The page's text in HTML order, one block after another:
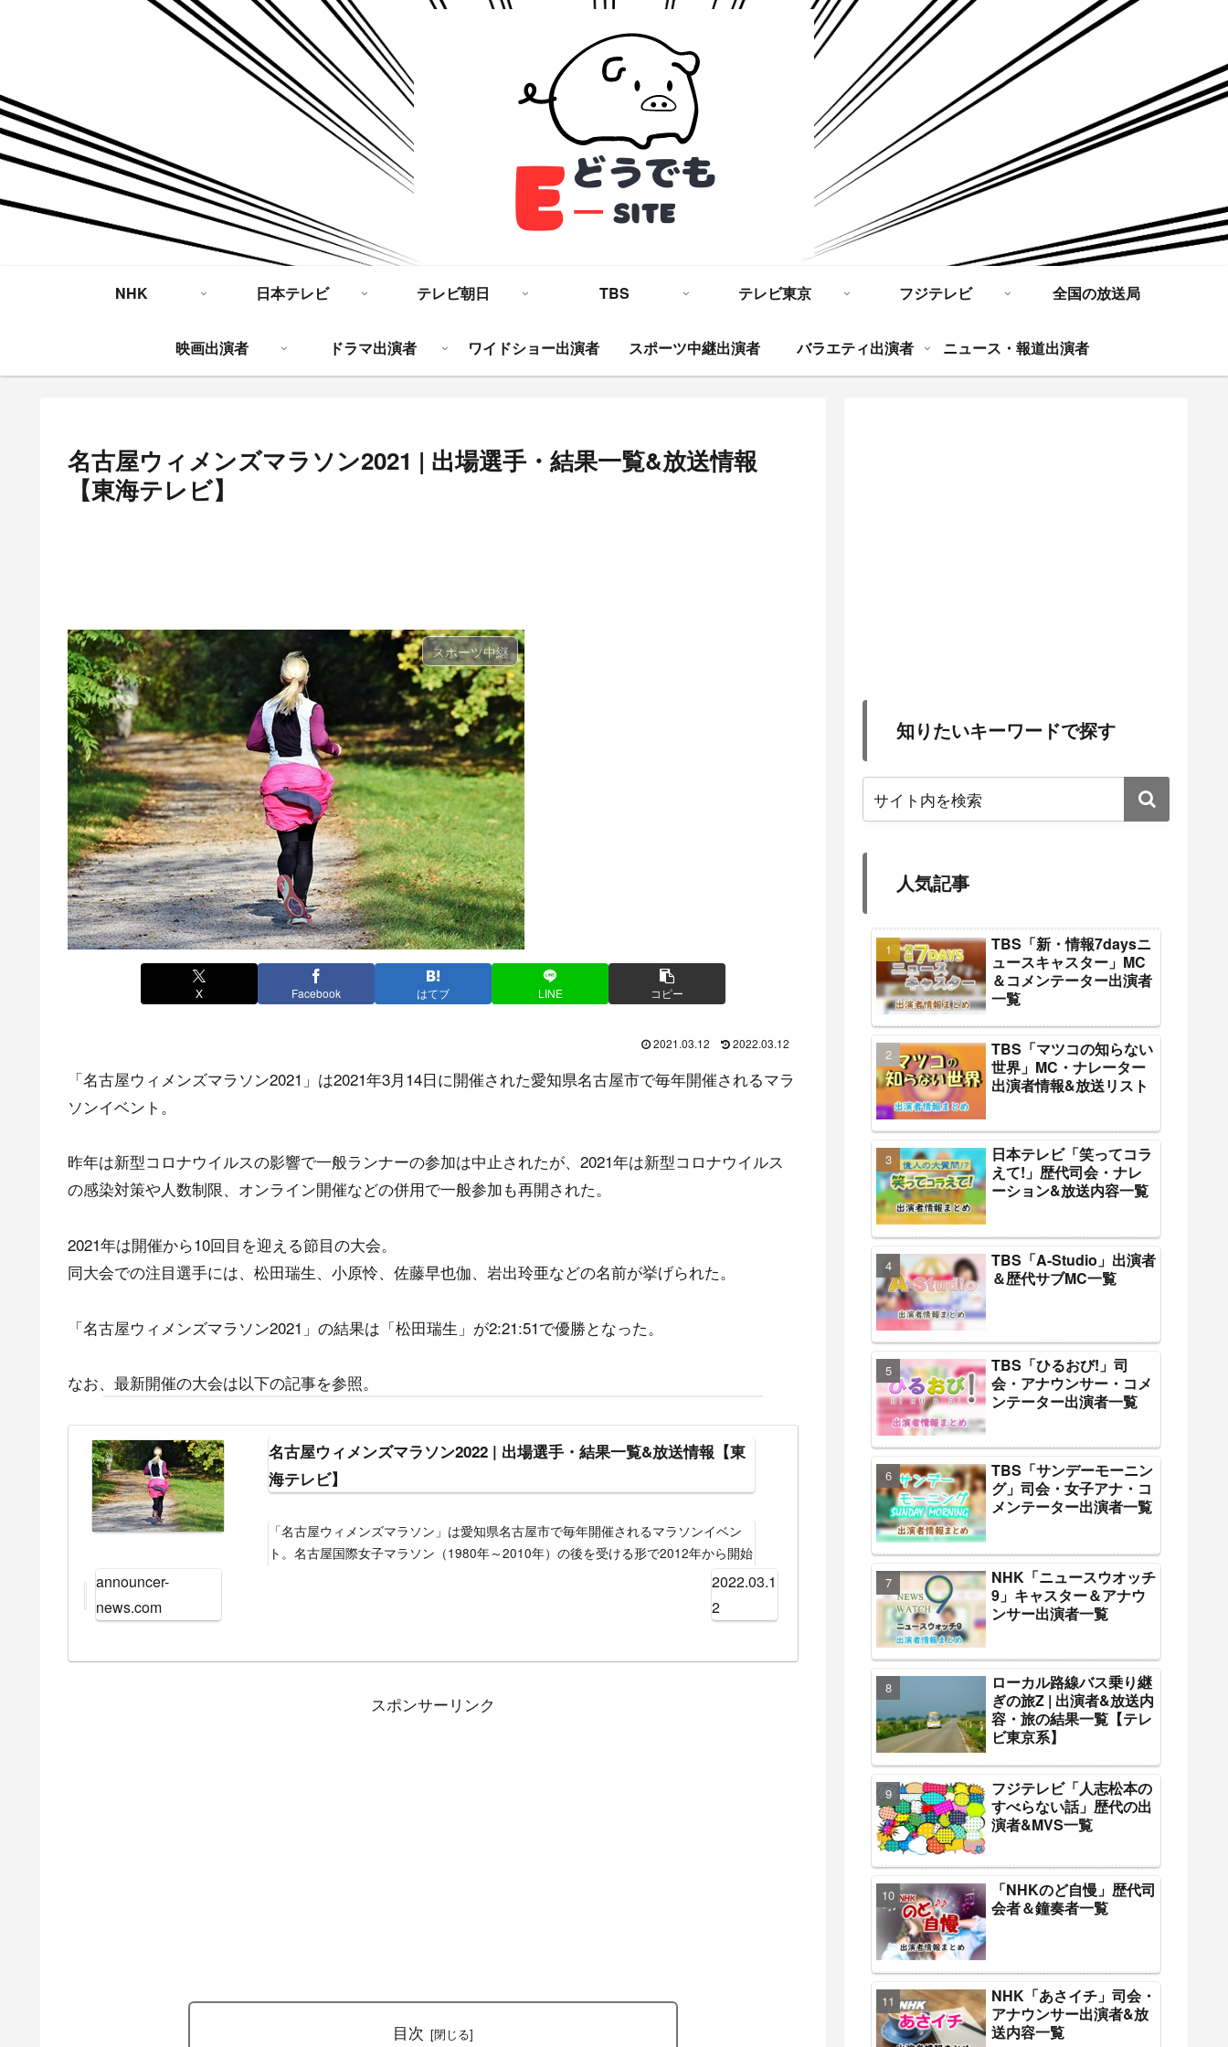
NHK 日本テレビ テレビ朝日 TBS テレビ東京 フジテレビ 全国の放送局
映画出演者 ドラマ出演者 ワイドショー出演者 スポーツ中継出演者 バラエティ出演者 ニュース・報道出演者
名古屋ウィメンズマラソン2021 | 出場選手・結果一覧&放送情報
【東海テレビ】
スポーツ中継
X Facebook はてブ LINE コピー
2021.03.12 2022.03.12
「名古屋ウィメンズマラソン2021」は2021年3月14日に開催された愛知県名古屋市で毎年開催されるマラ
ソンイベント。
昨年は新型コロナウイルスの影響で一般ランナーの参加は中止されたが、2021年は新型コロナウイルス
の感染対策や人数制限、オンライン開催などの併用で一般参加も再開された。
2021年は開催から10回目を迎える節目の大会。
同大会での注目選手には、松田瑞生、小原怜、佐藤早也伽、岩出玲亜などの名前が挙げられた。
「名古屋ウィメンズマラソン2021」の結果は「松田瑞生」が2:21:51で優勝となった。
なお、最新開催の大会は以下の記事を参照。
名古屋ウィメンズマラソン2022 | 出場選手・結果一覧&放送情報【東
海テレビ】
「名古屋ウィメンズマラソン」は愛知県名古屋市で毎年開催されるマラソンイベン
ト。名古屋国際女子マラソン（1980年～2010年）の後を受ける形で2012年から開始
された。大会はエリート部と一般部、車イスの部があり、女性限定だが一般人も参
レビ系列全国ネットで生中継される。ラジオ中継は東海ラジオによるローカルエリ
送。同大会は2022年7月の世界選手権代表を決める国内最終選考レースとなり、また
への出場権もかかっている。
announcer-
news.com
2022.03.1
2
スポンサーリンク
目次
知りたいキーワードで探す
人気記事
TBS「新・情報7daysニ
ュースキャスター」MC
＆コメンテーター出演者
一覧
TBS「マツコの知らない
世界」MC・ナレーター
出演者情報&放送リスト
日本テレビ「笑ってコラ
えて!」歴代司会・ナレ
ーション&放送内容一覧
TBS「A-Studio」出演者
＆歴代サブMC一覧
TBS「ひるおび!」司
会・アナウンサー・コメ
ンテーター出演者一覧
TBS「サンデーモーニン
グ」司会・女子アナ・コ
メンテーター出演者一覧
NHK「ニュースウオッチ
9」キャスター＆アナウ
ンサー出演者一覧
ローカル路線バス乗り継
ぎの旅Z | 出演者&放送内
容・旅の結果一覧【テレ
ビ東京系】
フジテレビ「人志松本の
すべらない話」歴代の出
演者&MVS一覧
「NHKのど自慢」歴代司
会者＆鐘奏者一覧
NHK「あさイチ」司会・
アナウンサー出演者&放
送内容一覧